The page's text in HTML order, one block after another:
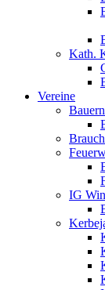
Kath.
Vereine
IG